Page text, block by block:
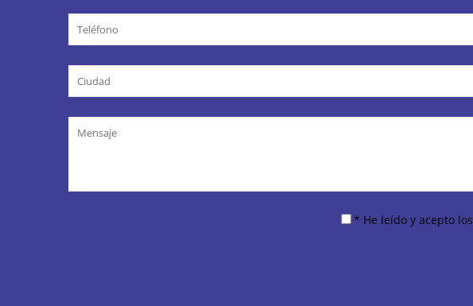
* He leído y acepto los